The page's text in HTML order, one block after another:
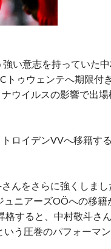
強い意志を持っていた
トゥウェンテへ期限付き
ウイルスの影響で出
ロイデンVVへ移籍す
んをさらに強くしま
ニアーズOÖへの移籍
格すると、中村敬斗さ
う圧巻のパフォーマ